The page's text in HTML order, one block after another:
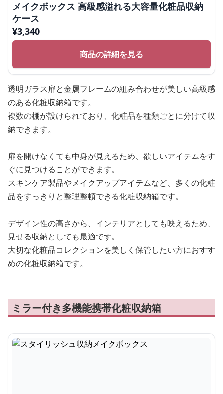
メイクボックス 高級感溢れる大容量化粧品収納
ケース
¥3,340
商品の詳細を見る
透明ガラス扉と金属フレームの組み合わせが美しい高級感
のある化粧収納箱です。
複数の棚が設けられており、化粧品を種類ごとに分けて収
納できます。
扉を開けなくても中身が見えるため、欲しいアイテムをす
ぐに見つけることができます。
スキンケア製品やメイクアップアイテムなど、多くの化粧
品をすっきりと整理整頓できる化粧収納箱です。
デザイン性の高さから、インテリアとしても映えるため、
見せる収納としても最適です。
大切な化粧品コレクションを美しく保管したい方におすす
めの化粧収納箱です。
ミラー付き多機能携帯化粧収納箱